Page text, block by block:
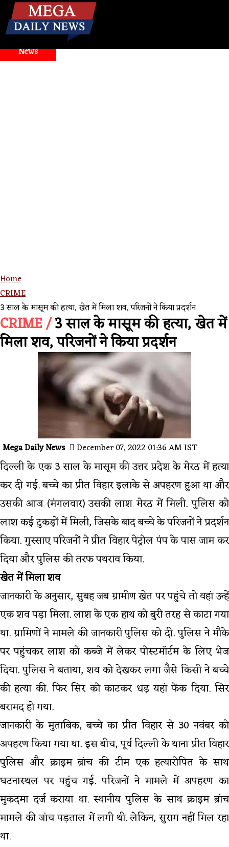
News
Home
CRIME
3 साल के मासूम की हत्या, खेत में मिला शव, परिजनों ने किया प्रदर्शन
CRIME /3 साल के मासूम की हत्या, खेत में
मिला शव, परिजनों ने किया प्रदर्शन
Mega Daily News December 07, 2022 01:36 AM IST
दिल्ली के एक 3 साल के मासूम की उत्तर प्रदेश के मेरठ में हत्या
कर दी गई. बच्चे का प्रीत विहार इलाके से अपहरण हुआ था और
उसकी आज (मंगलवार) उसकी लाश मेरठ में मिली. पुलिस को
लाश कई टुकड़ों में मिली, जिसके बाद बच्चे के परिजनों ने प्रदर्शन
किया. गुस्साए परिजनों ने प्रीत विहार पेट्रोल पंप के पास जाम कर
दिया और पुलिस की तरफ पथराव किया.
खेत में मिला शव
जानकारी के अनुसार, सुबह जब ग्रामीण खेत पर पहुंचे तो वहां उन्हें
एक शव पड़ा मिला. लाश के एक हाथ को बुरी तरह से काटा गया
था. ग्रामिणों ने मामले की जानकारी पुलिस को दी. पुलिस ने मौके
पर पहुंचकर लाश को कब्जे में लेकर पोस्टमॉर्टम के लिए भेज
दिया. पुलिस ने बताया, शव को देखकर लगा जैसे किसी ने बच्चे
की हत्या की. फिर सिर को काटकर धड़ यहां फेंक दिया. सिर
बरामद हो गया.
जानकारी के मुताबिक, बच्चे का प्रीत विहार से 30 नवंबर को
अपहरण किया गया था. इस बीच, पूर्व दिल्ली के थाना प्रीत विहार
पुलिस और क्राइम ब्रांच की टीम एक हत्यारोपित के साथ
घटनास्थल पर पहुंच गई. परिजनों ने मामले में अपहरण का
मुकदमा दर्ज कराया था. स्थानीय पुलिस के साथ क्राइम ब्रांच
मामले की जांच पड़ताल में लगी थी. लेकिन, सुराग नहीं मिल रहा
था.